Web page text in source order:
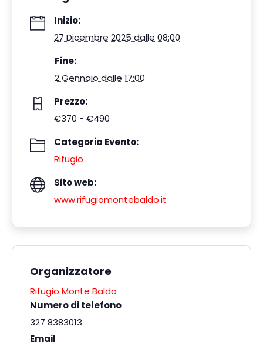
Inizio:
27 Dicembre 2025 dalle 08:00
Fine:
2 Gennaio dalle 17:00
Prezzo:
€370 - €490
Categoria Evento:
Rifugio
Sito web:
www.rifugiomontebaldo.it
Organizzatore
Rifugio Monte Baldo
Numero di telefono
327 8383013
Email